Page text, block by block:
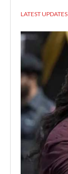
LATEST UPDATES